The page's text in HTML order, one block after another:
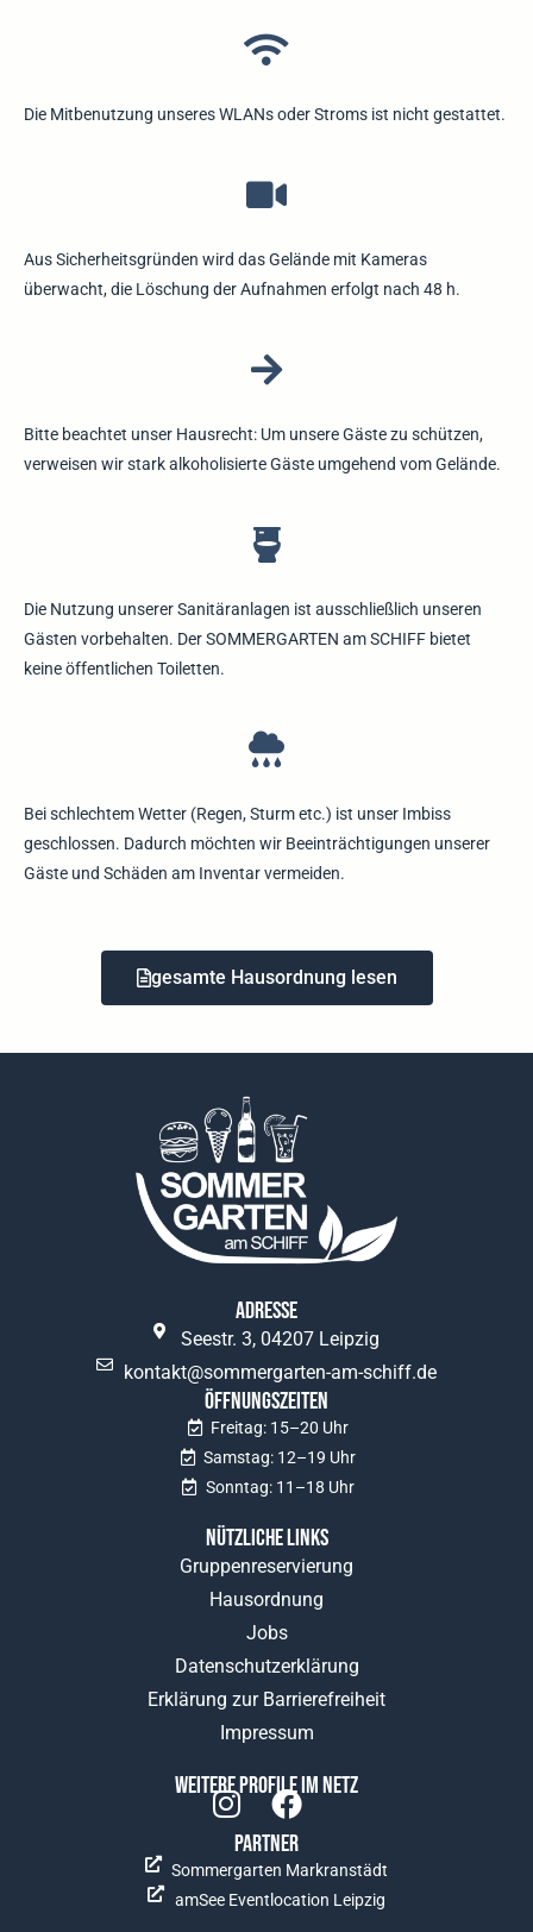
Die Mitbenutzung unseres WLANs oder Stroms ist nicht gestattet.
Aus Sicherheitsgründen wird das Gelände mit Kameras
überwacht, die Löschung der Aufnahmen erfolgt nach 48 h.
Bitte beachtet unser Hausrecht: Um unsere Gäste zu schützen,
verweisen wir stark alkoholisierte Gäste umgehend vom Gelände.
Die Nutzung unserer Sanitäranlagen ist ausschließlich unseren
Gästen vorbehalten. Der SOMMERGARTEN am SCHIFF bietet
keine öffentlichen Toiletten.
Bei schlechtem Wetter (Regen, Sturm etc.) ist unser Imbiss
geschlossen. Dadurch möchten wir Beeinträchtigungen unserer
Gäste und Schäden am Inventar vermeiden.
gesamte Hausordnung lesen
Adresse
Seestr. 3, 04207 Leipzig
kontakt@sommergarten-am-schiff.de
Öffnungszeiten
Freitag: 15–20 Uhr
Samstag: 12–19 Uhr
Sonntag: 11–18 Uhr
Nützliche Links
Gruppenreservierung
Hausordnung
Jobs
Datenschutzerklärung
Erklärung zur Barrierefreiheit
Impressum
Weitere Profile im Netz
Partner
Sommergarten Markranstädt
amSee Eventlocation Leipzig